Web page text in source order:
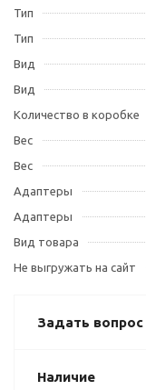
Тип
Тип
Вид
Вид
Количество в коробке
Вес
Вес
Адаптеры
Адаптеры
Вид товара
Не выгружать на сайт
Задать вопрос
Наличие